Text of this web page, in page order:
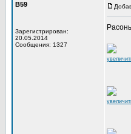
В59
Зарегистрирован:
20.05.2014
Сообщения: 1327